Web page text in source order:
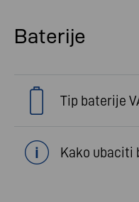
Baterije
Tip baterije
Kako ubaciti